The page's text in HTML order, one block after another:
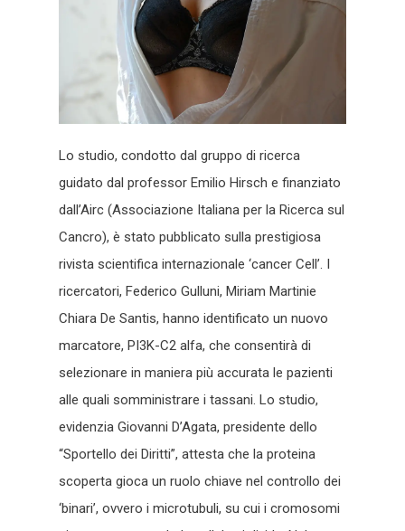
Lo studio, condotto dal gruppo di ricerca
guidato dal professor Emilio Hirsch e finanziato
dall’Airc (Associazione Italiana per la Ricerca sul
Cancro), è stato pubblicato sulla prestigiosa
rivista scientifica internazionale ‘cancer Cell’. I
ricercatori, Federico Gulluni, Miriam Martinie
Chiara De Santis, hanno identificato un nuovo
marcatore, PI3K-C2 alfa, che consentirà di
selezionare in maniera più accurata le pazienti
alle quali somministrare i tassani. Lo studio,
evidenzia Giovanni D’Agata, presidente dello
“Sportello dei Diritti”, attesta che la proteina
scoperta gioca un ruolo chiave nel controllo dei
‘binari’, ovvero i microtubuli, su cui i cromosomi